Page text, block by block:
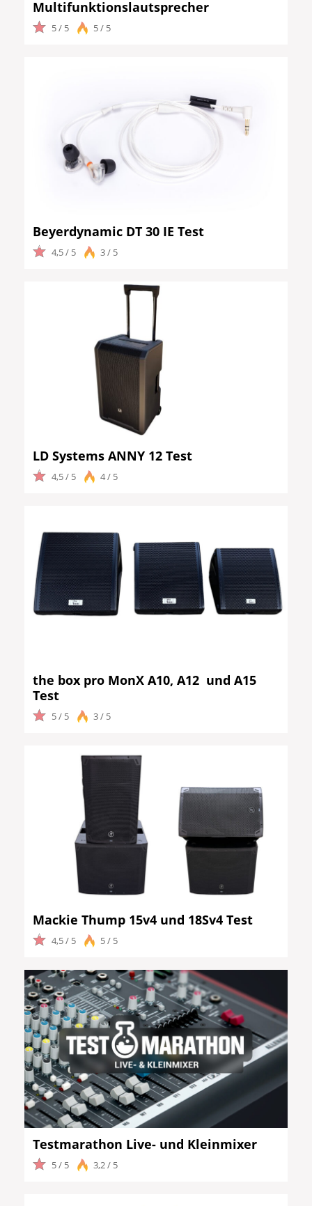
Multifunktionslautsprecher
5 / 5 5 / 5
Beyerdynamic DT 30 IE Test
4,5 / 5 3 / 5
LD Systems ANNY 12 Test
4,5 / 5 4 / 5
the box pro MonX A10, A12 und A15
Test
5 / 5 3 / 5
Mackie Thump 15v4 und 18Sv4 Test
4,5 / 5 5 / 5
Testmarathon Live- und Kleinmixer
5 / 5 3,2 / 5